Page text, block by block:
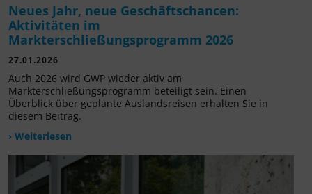
Neues Jahr, neue Geschäftschancen:
Aktivitäten im
Markterschließungsprogramm 2026
27.01.2026
Auch 2026 wird GWP wieder aktiv am
Markterschließungsprogramm beteiligt sein. Einen
Überblick über geplante Auslandsreisen erhalten Sie in
diesem Beitrag.
› Weiterlesen